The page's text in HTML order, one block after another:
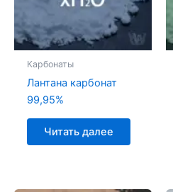
Карбонаты
Лантана карбонат
99,95%
Читать далее